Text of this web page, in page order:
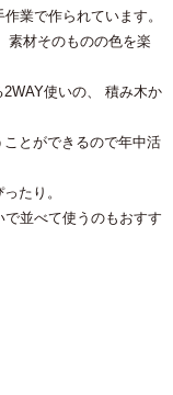
業で作られています。
素材そのものの色を楽
2WAY使いの、 積み木か
とができるので年中活
たり。
並べて使うのもおすす